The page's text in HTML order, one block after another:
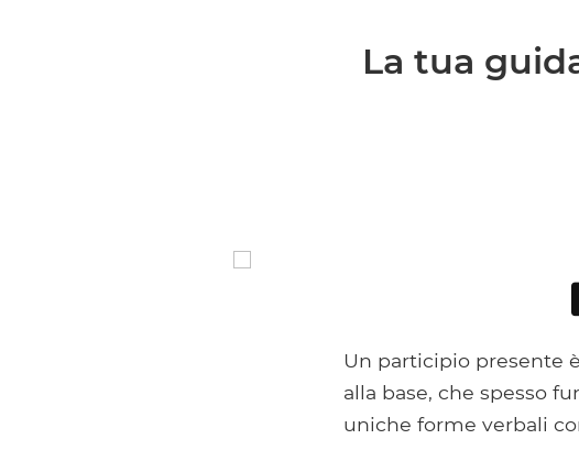
La tua
Un participio presente
alla base, che spesso
uniche forme verbali